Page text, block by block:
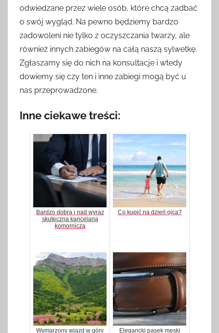
odwiedzane przez wiele osób, które chcą zadbać
o swój wygląd. Na pewno będziemy bardzo
zadowoleni nie tylko z oczyszczania twarzy, ale
również innych zabiegów na całą naszą sylwetkę.
Zgłaszamy się do nich na konsultacje i wtedy
dowiemy się czy ten i inne zabiegi mogą być u
nas przeprowadzone.
Inne ciekawe treści:
Bardzo dobra i nad wyraz
skuteczna kancelaria
komornicza
Co kupić na dzień ojca?
Wymarzony wjazd w góry Elegancki pasek męski